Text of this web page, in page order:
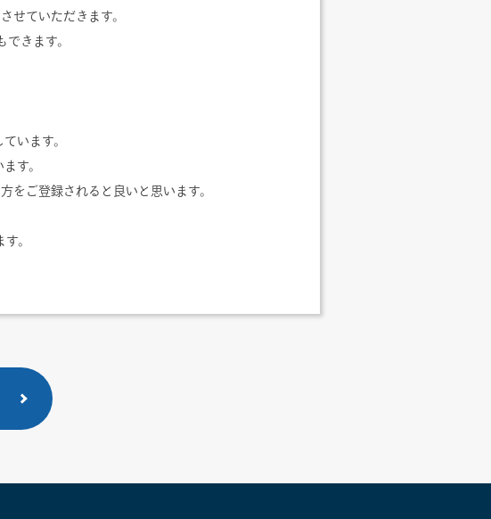
せていただきます。
きます。
います。
す。
をご登録されると良いと思います。
。